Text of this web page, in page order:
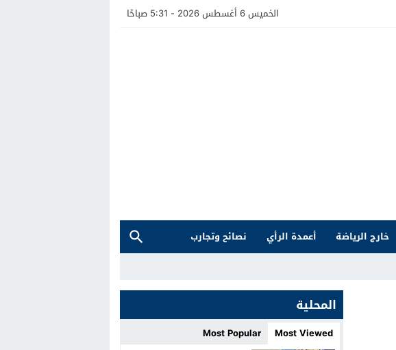
الخميس 6 أغسطس 2026 - 5:31 صباحًا
خارج الرياضة أعمدة الرأي
نصائح وتجارب
المحلية
Most Viewed
Most Popular